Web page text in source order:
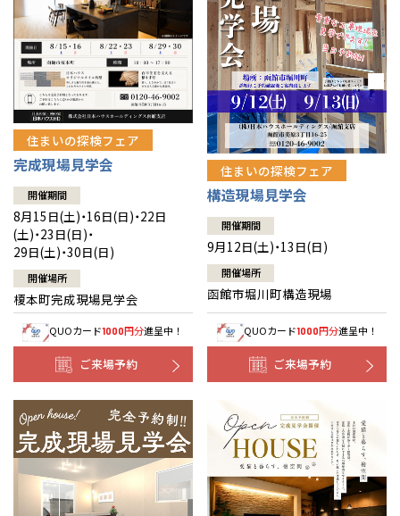
CMギャラリー
採用情報
住まいの探検フェア
完成現場見学会
開催期間
8月15日(土)・16日(日)・22日
(土)・23日(日)・
29日(土)・30日(日)
開催場所
榎本町完成現場見学会
QUOカード1000円分進呈中！
ご来場予約
住まいの探検フェア
構造現場見学会
開催期間
9月12日(土)・13日(日)
開催場所
函館市堀川町構造現場
QUOカード1000円分進呈中！
ご来場予約